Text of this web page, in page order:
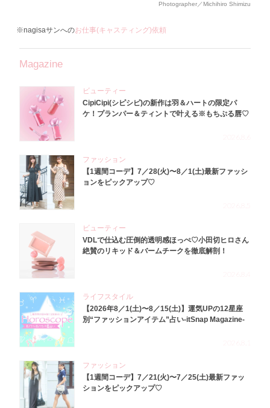
Photographer／Michihiro Shimizu
※nagisaサンへのお仕事(キャスティング)依頼
Magazine
ビューティー
CipiCipi(シピシピ)の新作は羽＆ハートの限定パ
ケ！プランパー＆ティントで叶える※もちぷる唇♡
ファッション
【1週間コーデ】7／28(火)〜8／1(土)最新ファッシ
ョンをピックアップ♡
ビューティー
VDLで仕込む圧倒的透明感ほっぺ♡小田切ヒロさん
絶賛のリキッド＆バームチークを徹底解剖！
ライフスタイル
【2026年8／1(土)〜8／15(土)】運気UPの12星座
別“ファッションアイテム”占い-itSnap Magazine-
ファッション
【1週間コーデ】7／21(火)〜7／25(土)最新ファッ
ションをピックアップ♡